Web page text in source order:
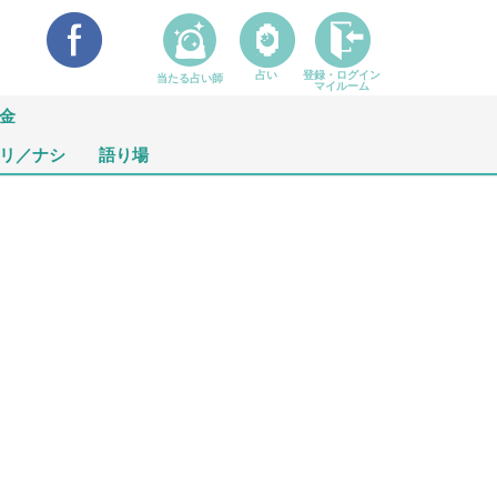
／ナシ 語り場
当たる占い師 占い
登録・ログイン
マイルーム